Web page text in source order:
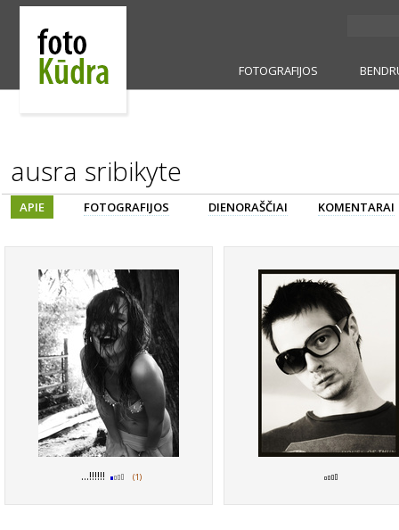
FOTOGRAFIJOS
ausra sribikyte
APIE FOTOGRAFIJOS DIENORAŠČIAI KOMENTARAI
...!!!!!! (1)